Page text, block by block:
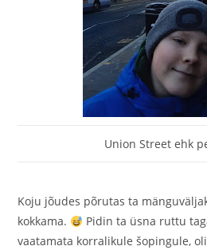
Union Street ehk
Koju jõudes põrutas ta
kokkama.
Pidin ta üsna ruttu
vaatamata korralikule šopingule,